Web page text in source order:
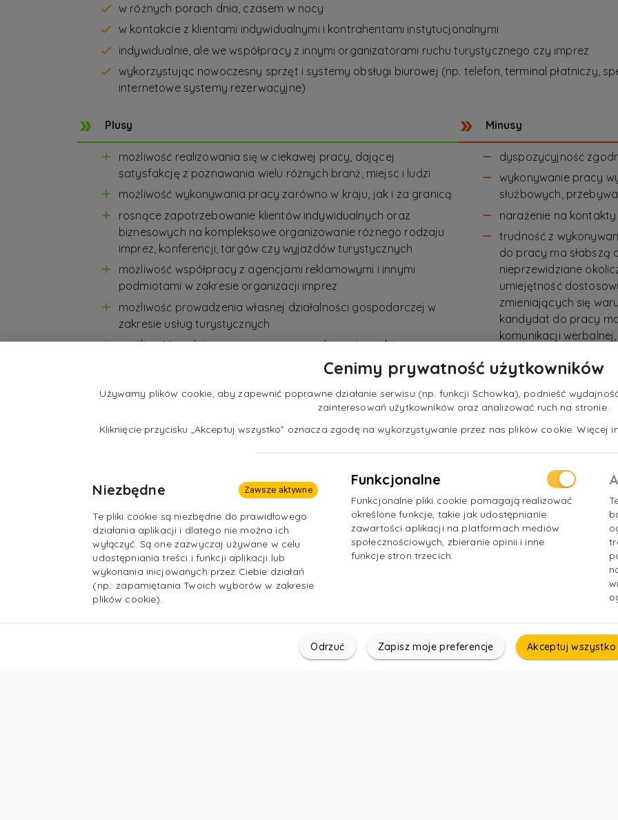
w różnych porach dnia, czasem w nocy
w kontakcie z klientami indywidualnymi i kontrahentami instytucjonalnymi
indywidualnie, ale we współpracy z innymi organizatorami ruchu turystycznego czy imprez
wykorzystując nowoczesny sprzęt i systemy obsługi biurowej (np. telefon, terminal płatniczy,
internetowe systemy rezerwacyjne)
Plusy
możliwość realizowania się w ciekawej pracy, dającej
satysfakcję z poznawania wielu różnych branż, miejsc i ludzi
możliwość wykonywania pracy zarówno w kraju, jak i za granicą
rosnące zapotrzebowanie klientów indywidualnych oraz
biznesowych na kompleksowe organizowanie różnego rodzaju
imprez, konferencji, targów czy wyjazdów turystycznych
możliwość współpracy z agencjami reklamowymi i innymi
podmiotami w zakresie organizacji imprez
możliwość prowadzenia własnej działalności gospodarczej w
zakresie usług turystycznych
możliwość podejmowania pracy pozwalającej na aktywne
wykorzystywanie języków obcych i rozwijanie swoich
możliwość ciągłego doskonalenia zawodowego poprzez udział w
szkoleniach (także międzynarodowych), konferencjach, targach
branżowych
Minusy
dyspozycyjność
wykonywanie pracy
służbowych,
narażenie na
trudność z
do pracy ma słabszą
nieprzewidziane
umiejętność
zmieniających się
kandydat do pracy
komunikacji
Cenimy prywatność użytkowników
Używamy plików cookie, aby zapewnić poprawne działanie serwisu (np. funkcji Schowka), podnieść
zainteresowań użytkowników oraz analizować ruch na stronie.
Kliknięcie przycisku „Akceptuj wszystko” oznacza zgodę na wykorzystywanie przez nas plików cookie.
Niezbędne Zawsze aktywne
Te pliki cookie są niezbędne do prawidłowego
działania aplikacji i dlatego nie można ich
wyłączyć. Są one zazwyczaj używane w celu
udostępniania treści i funkcji aplikacji lub
wykonania inicjowanych przez Ciebie działań
(np.: zapamiętania Twoich wyborów w zakresie
plików cookie).
Funkcjonalne
Funkcjonalne pliki cookie pomagają realizować
określone funkcje, takie jak udostępnianie
zawartości aplikacji na platformach mediów
społecznościowych, zbieranie opinii i inne
funkcje stron trzecich.
Odrzuć Zapisz moje preferencje Akceptuj wszystko